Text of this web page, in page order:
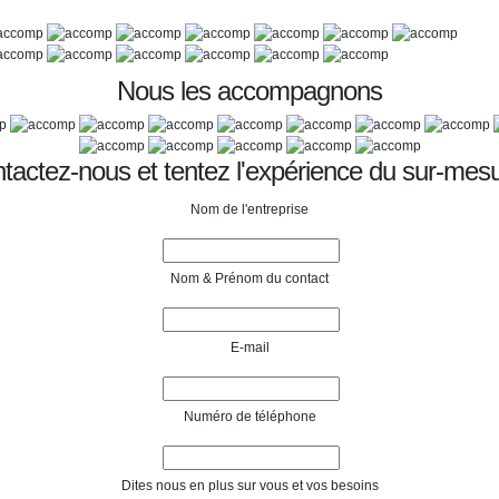
Nous les accompagnons
nous et tentez l'expérience du sur-
Nom de l'entreprise
Nom & Prénom du contact
E-mail
Numéro de téléphone
Dites nous en plus sur vous et vos besoins